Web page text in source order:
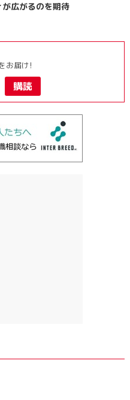
広がるのを期待
お届け!